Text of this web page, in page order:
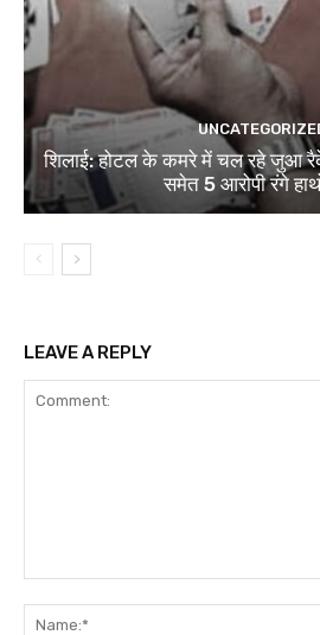
शिलाई: होटल के कमरे में चल रहे जुआ
समेत 5 आरोपी रंगे
LEAVE A REPLY